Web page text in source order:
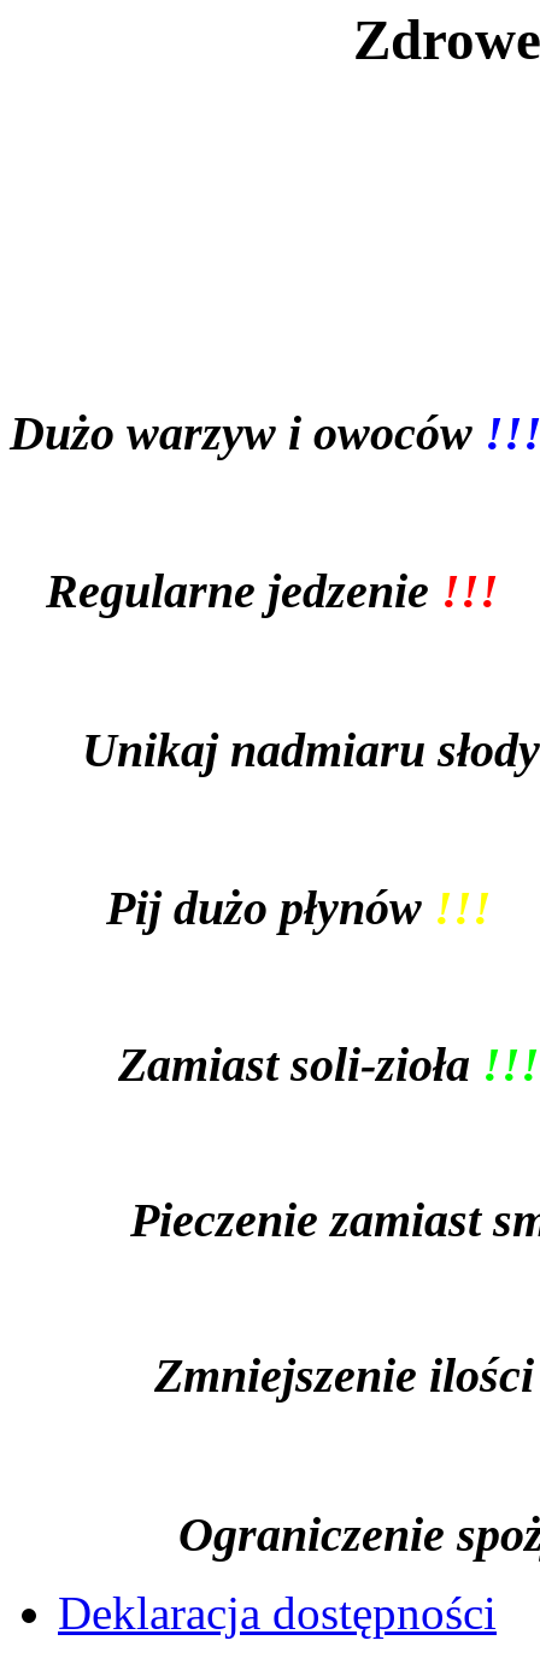
Dużo warzyw i owoców
Regularne jedzenie !!!
Unikaj nadmiaru
Pij dużo płynów !!!
Zamiast soli-zioła !!!
Pieczenie zamiast
Zmniejszenie ilości
Ograniczenie
Deklaracja dostępności